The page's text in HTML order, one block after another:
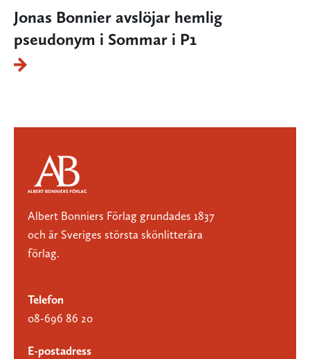
Jonas Bonnier avslöjar hemlig
pseudonym i Sommar i P1
Albert Bonniers Förlag grundades 1837
och är Sveriges största skönlitterära
förlag.
Telefon
08-696 86 20
E-postadress